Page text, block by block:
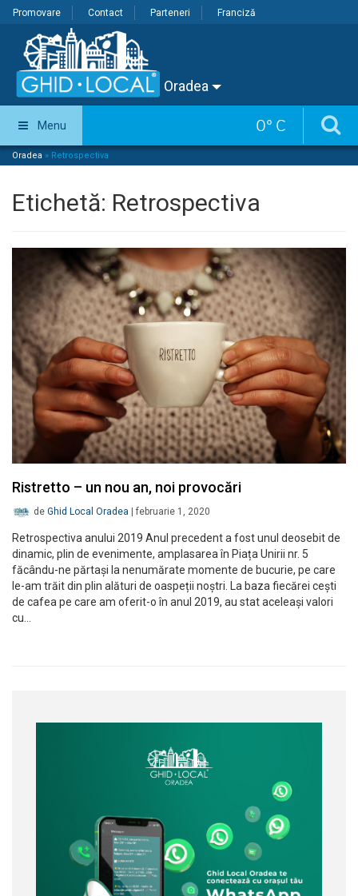
Promovare Contact Parteneri Franciză
Oradea
0° C
Menu
Oradea » Retrospectiva
Etichetă: Retrospectiva
Ristretto – un nou an, noi provocări
de Ghid Local Oradea februarie 1, 2020
Retrospectiva anului 2019 Anul precedent a fost unul deosebit de
dinamic, plin de evenimente, amplasarea în Piața Unirii nr. 5
făcându-ne părtași la nenumărate momente de bucurie, pe care
le-am trăit din plin alături de oaspeții noștri. La baza fiecărei cești
de cafea pe care am oferit-o în anul 2019, au stat aceleași valori
cu…